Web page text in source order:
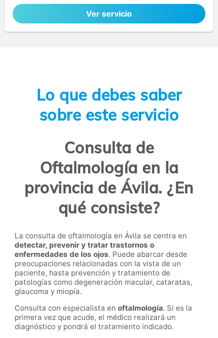
Ver servicio
Lo que debes saber
sobre este servicio
Consulta de
Oftalmología en la
provincia de Ávila. ¿En
qué consiste?
La consulta de oftalmología en Ávila se centra en
detectar, prevenir y tratar trastornos o
enfermedades de los ojos. Puede abarcar desde
preocupaciones relacionadas con la vista de un
paciente, hasta prevención y tratamiento de
patologías como degeneración macular, cataratas,
glaucoma y miopía.
Consulta con especialista en oftalmología. Si es la
primera vez que acude, el médico realizará un
diagnóstico y pondrá el tratamiento indicado.